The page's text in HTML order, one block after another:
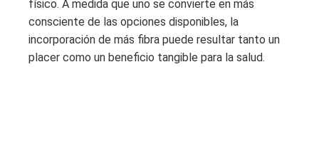
físico. A medida que uno se convierte en más
consciente de las opciones disponibles, la
incorporación de más fibra puede resultar tanto un
placer como un beneficio tangible para la salud.